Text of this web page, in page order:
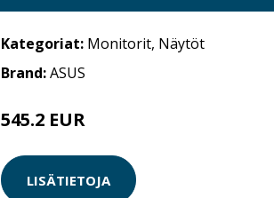
Kategoriat: Monitorit, Näytöt
Brand:ASUS
545.2 EUR
LISÄTIETOJA